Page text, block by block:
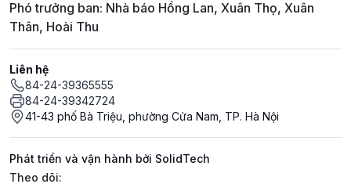
Phó trưởng ban: Nhà báo Hồng Lan, Xuân Thọ, Xuân
Thân, Hoài Thu
Liên hệ
84-24-39365555
84-24-39342724
41-43 phố Bà Triệu, phường Cửa Nam, TP. Hà Nội
Phát triển và vận hành bởi SolidTech
Mạng xã hội
Theo dõi: